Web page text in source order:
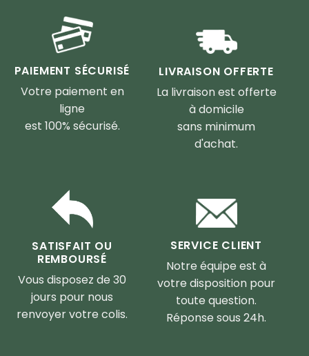
PAIEMENT SÉCURISÉ
Votre paiement en
ligne
est 100% sécurisé.
LIVRAISON OFFERTE
La livraison est offerte
à domicile
sans minimum
d'achat.
SATISFAIT OU
REMBOURSÉ
Vous disposez de 30
jours pour nous
renvoyer votre colis.
SERVICE CLIENT
Notre équipe est à
votre disposition pour
toute question.
Réponse sous 24h.